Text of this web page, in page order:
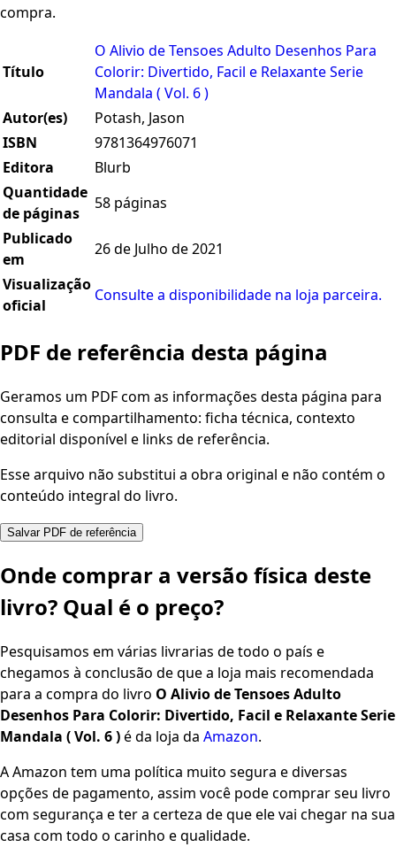
compra.
Título
O Alivio de Tensoes Adulto Desenhos Para
Colorir: Divertido, Facil e Relaxante Serie
Mandala ( Vol. 6 )
Autor(es)
Potash, Jason
ISBN
9781364976071
Editora
Blurb
Quantidade
de páginas
58 páginas
Publicado
em
26 de Julho de 2021
Visualização
oficial
Consulte a disponibilidade na loja parceira.
PDF de referência desta página
Geramos um PDF com as informações desta página para
consulta e compartilhamento: ficha técnica, contexto
editorial disponível e links de referência.
Esse arquivo não substitui a obra original e não contém o
conteúdo integral do livro.
Salvar PDF de referência
Onde comprar a versão física deste
livro? Qual é o preço?
Pesquisamos em várias livrarias de todo o país e
chegamos à conclusão de que a loja mais recomendada
para a compra do livro O Alivio de Tensoes Adulto
Desenhos Para Colorir: Divertido, Facil e Relaxante Serie
Mandala ( Vol. 6 )é da loja da Amazon.
A Amazon tem uma política muito segura e diversas
opções de pagamento, assim você pode comprar seu livro
com segurança e ter a certeza de que ele vai chegar na sua
casa com todo o carinho e qualidade.